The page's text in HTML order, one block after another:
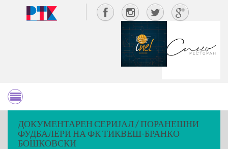
ДОКУМЕНТАРЕН СЕРИЈАЛ / ПОРАНЕШНИ
ФУДБАЛЕРИ НА ФК ТИКВЕШ-БРАНКО
БОШКОВСКИ